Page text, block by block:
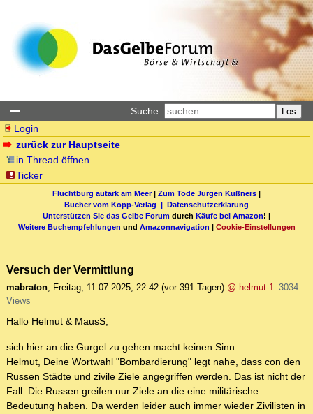
Suche: Los
Login
zurück zur Hauptseite
in Thread öffnen
Ticker
Fluchtburg autark am Meer| Zum Tode Jürgen Küßners |
Bücher vom Kopp-Verlag | Datenschutzerklärung
Unterstützen Sie das Gelbe Forum durch Käufe bei Amazon! |
Weitere Buchempfehlungen und Amazonnavigation | Cookie-Einstellungen
Versuch der Vermittlung
mabraton, Freitag, 11.07.2025, 22:42 (vor 391 Tagen) @ helmut-1 3034
Views
Hallo Helmut & MausS,
sich hier an die Gurgel zu gehen macht keinen Sinn.
Helmut, Deine Wortwahl "Bombardierung" legt nahe, dass con den
Russen Städte und zivile Ziele angegriffen werden. Das ist nicht der
Fall. Die Russen greifen nur Ziele an die eine militärische
Bedeutung haben. Da werden leider auch immer wieder Zivilisten in